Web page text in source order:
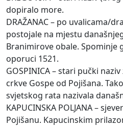
dopiralo more.
DRAŽANAC – po uvalicama/
postojale na mjestu
Branimirove obale. Spominje
oporuci 1521.
GOSPINICA – stari pučki
crkve Gospe od Pojišana.
svjetskog rata nazivala
KAPUCINSKA POLJANA –
Pojišanu. Kapucinskim